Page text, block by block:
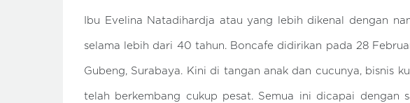
Ibu Evelina Natadihardja atau yang lebih dikenal dengan
selama lebih dari 40 tahun. Boncafe didirikan pada 28
Gubeng, Surabaya. Kini di tangan anak dan cucunya, bisnis
telah berkembang cukup pesat. Semua ini dicapai